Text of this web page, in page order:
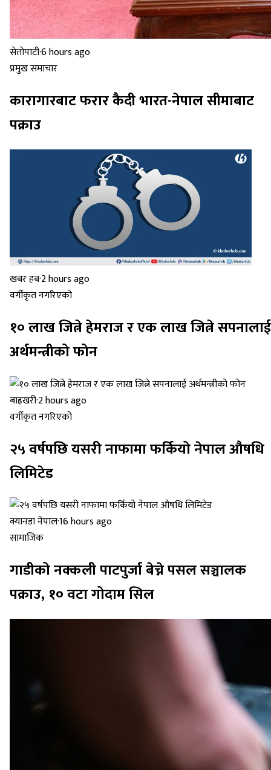
सेतोपाटी·6 hours ago
प्रमुख समाचार
कारागारबाट फरार कैदी भारत-नेपाल सीमाबाट
पक्राउ
खबर हब·2 hours ago
वर्गीकृत नगरिएको
१० लाख जित्ने हेमराज र एक लाख जित्ने सपनालाई
अर्थमन्त्रीको फोन
बाह्रखरी·2 hours ago
वर्गीकृत नगरिएको
२५ वर्षपछि यसरी नाफामा फर्कियो नेपाल औषधि
लिमिटेड
क्यानडा नेपाल·16 hours ago
सामाजिक
गाडीको नक्कली पाटपुर्जा बेच्ने पसल सञ्चालक
पक्राउ, १० वटा गोदाम सिल